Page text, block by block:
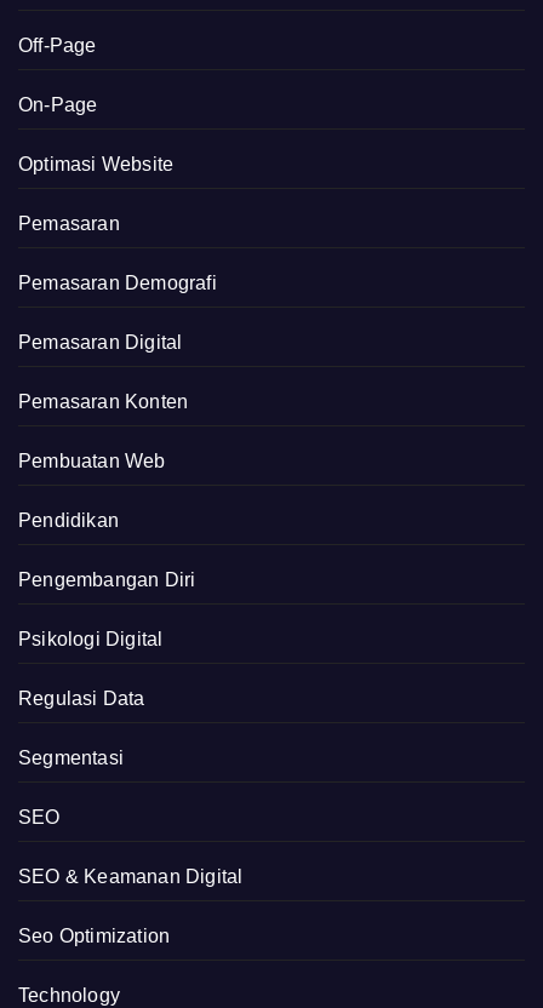
Off-Page
On-Page
Optimasi Website
Pemasaran
Pemasaran Demografi
Pemasaran Digital
Pemasaran Konten
Pembuatan Web
Pendidikan
Pengembangan Diri
Psikologi Digital
Regulasi Data
Segmentasi
SEO
SEO & Keamanan Digital
Seo Optimization
Technology